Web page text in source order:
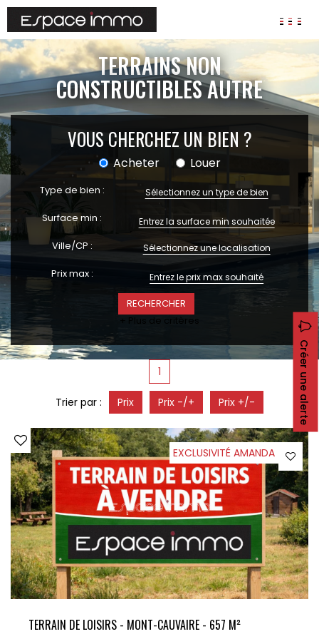
AGENCES
ANNONCES
IMMOBILIER D'ENTREPRISE
Locaux commerciaux
Bureaux
Fonds de commerces
FAIRE GÉRER
Gestion locative
Garantie Loyers impayés
Assurances
SYNDIC
CONTACT
RECRUTEMENT
SERVICES
Actualités
Partenaires
Le palmarès de l'entreprise
TERRAINS NON
CONSTRUCTIBLES AUTRE
VOUS CHERCHEZ UN BIEN ?
Acheter Louer
Type de bien : Sélectionnez un type de bien
Surface min :
Ville/CP : Sélectionnez une localisation
Prix max :
+ Plus de critères
Créer une alerte
1
Trier par : Prix Prix -/+ Prix +/-
EXCLUSIVITÉ AMANDA
TERRAIN DE LOISIRS - MONT-CAUVAIRE - 657 M²